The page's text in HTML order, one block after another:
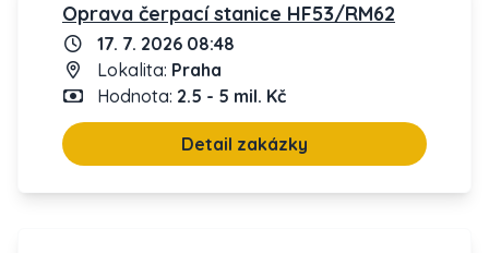
Oprava čerpací stanice HF53/RM62
17. 7. 2026 08:48
Lokalita: Praha
Hodnota: 2.5 - 5 mil. Kč
Detail zakázky